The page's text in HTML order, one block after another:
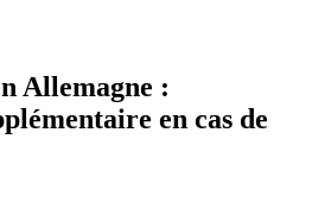
Allemagne :
en cas de